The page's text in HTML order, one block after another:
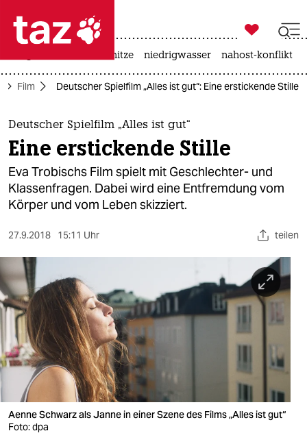
 taz zahl ich
taz zahl ich
themen
politik
öko
gesellschaft
sport
berlin
nord
wahrheit
verlag
verlag

taz zahl ich
hitze niedrigwasser nahost-konflikt
Film Deutscher Spielfilm „Alles ist gut“: Eine erstickende Stille
Deutscher Spielfilm „Alles ist gut“
Eine erstickende Stille
Eva Trobischs Film spielt mit Geschlechter- und
Klassenfragen. Dabei wird eine Entfremdung vom
Körper und vom Leben skizziert.
27.9.2018 15:11 Uhr teilen
Aenne Schwarz als Janne in einer Szene des Films „Alles ist gut“
Foto: dpa